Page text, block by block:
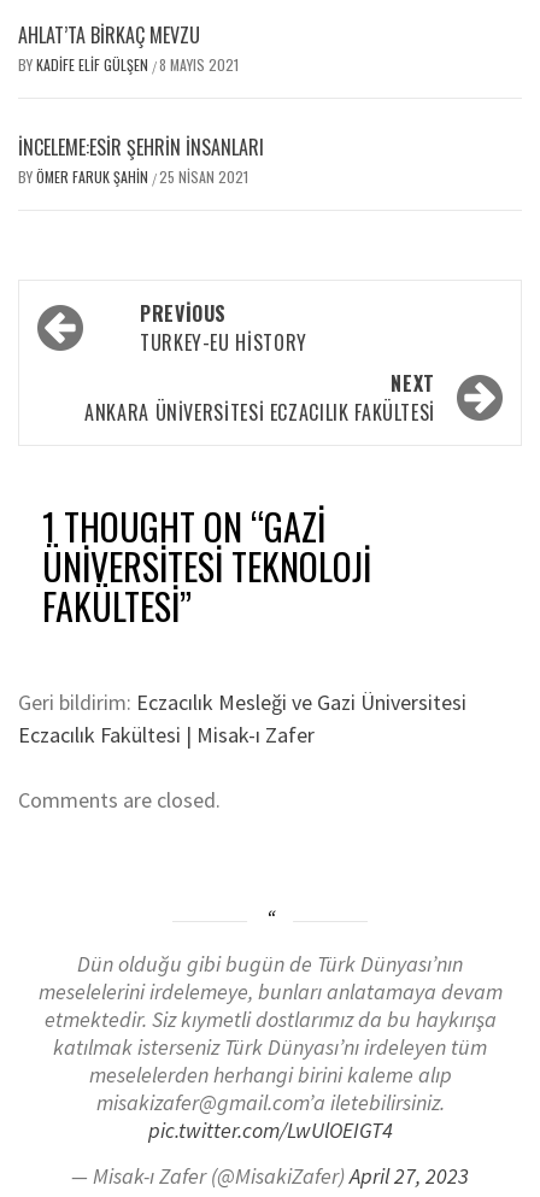
AHLAT’TA BİRKAÇ MEVZU
BYKADIFE ELIF GÜLŞEN /8 MAYIS 2021
İNCELEME:ESIR ŞEHRIN İNSANLARI
BYÖMER FARUK ŞAHIN /25 NISAN 2021
PREVIOUS
TURKEY-EU HISTORY
NEXT
ANKARA ÜNIVERSITESI ECZACILIK FAKÜLTESI
1 THOUGHT ON “GAZI
ÜNIVERSITESI TEKNOLOJI
FAKÜLTESI”
Geri bildirim: Eczacılık Mesleği ve Gazi Üniversitesi
Eczacılık Fakültesi | Misak-ı Zafer
Comments are closed.
Dün olduğu gibi bugün de Türk Dünyası’nın
meselelerini irdelemeye, bunları anlatamaya devam
etmektedir. Siz kıymetli dostlarımız da bu haykırışa
katılmak isterseniz Türk Dünyası’nı irdeleyen tüm
meselelerden herhangi birini kaleme alıp
misakizafer@gmail.com’a iletebilirsiniz.
pic.twitter.com/LwUlOEIGT4
— Misak-ı Zafer (@MisakiZafer)April 27, 2023